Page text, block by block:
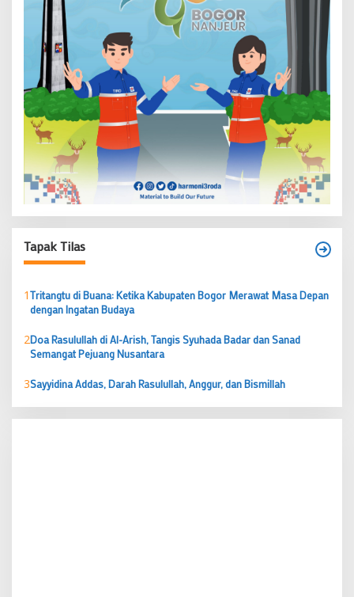
Tapak Tilas
1Tritangtu di Buana: Ketika Kabupaten Bogor Merawat Masa Depan
dengan Ingatan Budaya
2Doa Rasulullah di Al-Arish, Tangis Syuhada Badar dan Sanad
Semangat Pejuang Nusantara
3Sayyidina Addas, Darah Rasulullah, Anggur, dan Bismillah